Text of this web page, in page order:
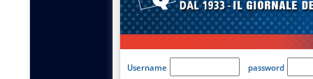
'Modulo Login per
Username password